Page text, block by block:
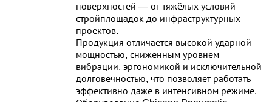
поверхностей — от тяжёлых условий
стройплощадок до инфраструктурных
проектов.
Продукция отличается высокой ударной
мощностью, сниженным уровнем
вибрации, эргономикой и исключительной
долговечностью, что позволяет работать
эффективно даже в интенсивном режиме.